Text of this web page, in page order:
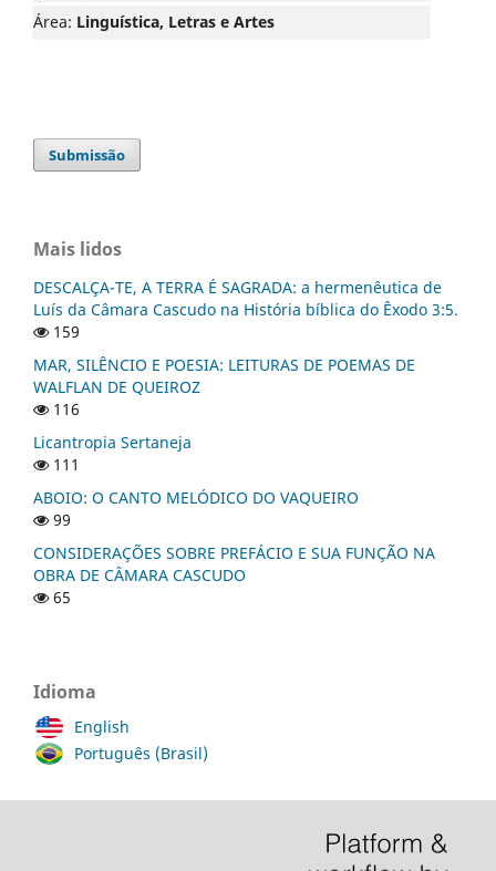
Área: Linguística, Letras e Artes
Submissão
Mais lidos
DESCALÇA-TE, A TERRA É SAGRADA: a hermenêutica de
Luís da Câmara Cascudo na História bíblica do Êxodo 3:5.
159
MAR, SILÊNCIO E POESIA: LEITURAS DE POEMAS DE
WALFLAN DE QUEIROZ
116
Licantropia Sertaneja
111
ABOIO: O CANTO MELÓDICO DO VAQUEIRO
99
CONSIDERAÇÕES SOBRE PREFÁCIO E SUA FUNÇÃO NA
OBRA DE CÂMARA CASCUDO
65
Idioma
English
Português (Brasil)